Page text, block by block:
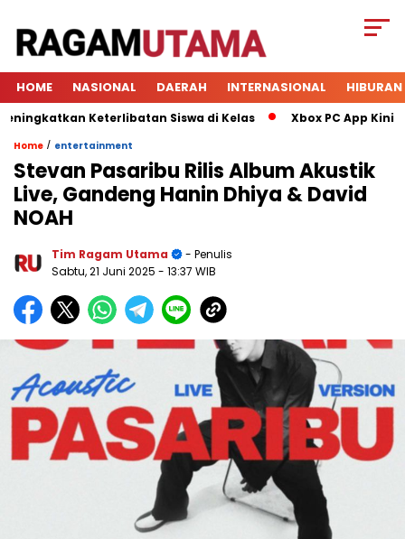
HOME NASIONAL DAERAH INTERNASIONAL HIBURAN
Keterlibatan Siswa di Kelas Xbox PC App Kini
Home / entertainment
Stevan Pasaribu Rilis Album Akustik
Live, Gandeng Hanin Dhiya & David
NOAH
Tim Ragam Utama
- Penulis
Sabtu, 21 Juni 2025 - 13:37 WIB